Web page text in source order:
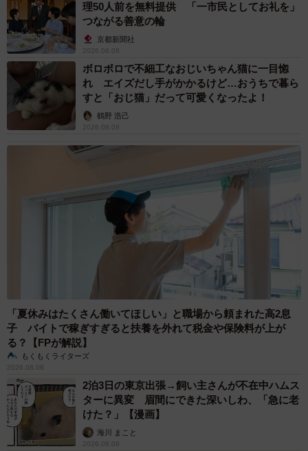
理50人前を無料提供 「一市民としてお礼を」
つながる善意の輪
京都新聞社
2026.08.08
ボロボロで不細工なおじいちゃん猫に一目惚
れ エイズだし手がかかるけど…おうちで暮ら
すと「おじ猫」だって可愛くなったよ！
鶴野 浩己
2026.08.08
「夏休みはたくさん働いてほしい」と職場から頼まれた高2息
子 バイトで稼ぎすぎると扶養を外れて税金や保険料が上が
る？【FPが解説】
もくもくライターズ
2026.08.08
2泊3日の東京出張→飼い主さんが不在中ハムス
ターに異変 眉間にできた深いしわ、「急に老
けた？」【漫画】
海川 まこと
2026.08.08